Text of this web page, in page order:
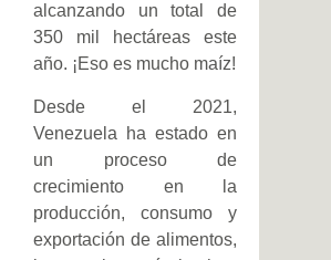
alcanzando un total de
350 mil hectáreas este
año. ¡Eso es mucho maíz!
Desde el 2021,
Venezuela ha estado en
un proceso de
crecimiento en la
producción, consumo y
exportación de alimentos,